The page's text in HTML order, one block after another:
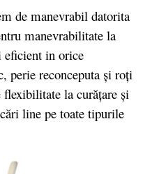
de manevrabil datorita
manevrabilitate la
eficient in orice
perie reconceputa şi roţi
flexibilitate la curăţare şi
line pe toate tipurile